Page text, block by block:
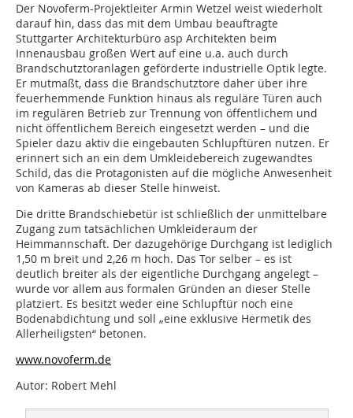
Der Novoferm-Projektleiter Armin Wetzel weist wiederholt
darauf hin, dass das mit dem Umbau beauftragte
Stuttgarter Architekturbüro asp Architekten beim
Innenausbau großen Wert auf eine u.a. auch durch
Brandschutztoranlagen geförderte industrielle Optik legte.
Er mutmaßt, dass die Brandschutztore daher über ihre
feuerhemmende Funktion hinaus als reguläre Türen auch
im regulären Betrieb zur Trennung von öffentlichem und
nicht öffentlichem Bereich eingesetzt werden – und die
Spieler dazu aktiv die eingebauten Schlupftüren nutzen. Er
erinnert sich an ein dem Umkleidebereich zugewandtes
Schild, das die Protagonisten auf die mögliche Anwesenheit
von Kameras ab dieser Stelle hinweist.
Die dritte Brandschiebetür ist schließlich der unmittelbare
Zugang zum tatsächlichen Umkleideraum der
Heimmannschaft. Der dazugehörige Durchgang ist lediglich
1,50 m breit und 2,26 m hoch. Das Tor selber – es ist
deutlich breiter als der eigentliche Durchgang angelegt –
wurde vor allem aus formalen Gründen an dieser Stelle
platziert. Es besitzt weder eine Schlupftür noch eine
Bodenabdichtung und soll „eine exklusive Hermetik des
Allerheiligsten“ betonen.
www.novoferm.de
Autor: Robert Mehl